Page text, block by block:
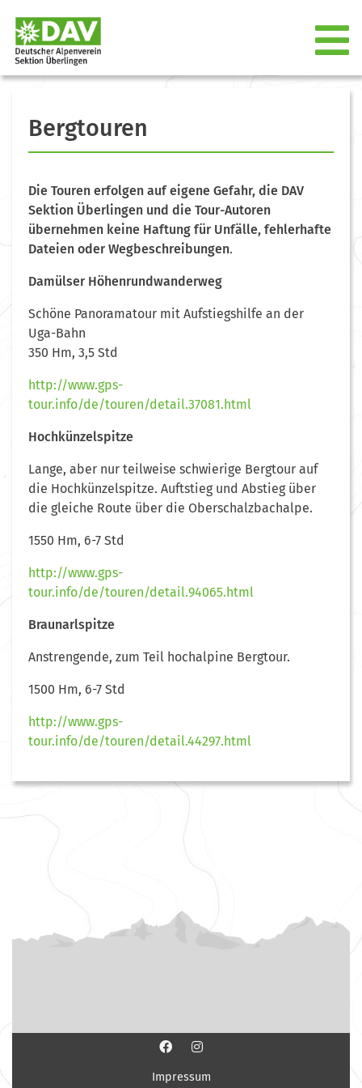
Bergtouren
Die Touren erfolgen auf eigene Gefahr, die DAV
Sektion Überlingen und die Tour-Autoren
übernehmen keine Haftung für Unfälle, fehlerhafte
Dateien oder Wegbeschreibungen.
Damülser Höhenrundwanderweg
Schöne Panoramatour mit Aufstiegshilfe an der
Uga-Bahn
350 Hm, 3,5 Std
http://www.gps-
tour.info/de/touren/detail.37081.html
Hochkünzelspitze
Lange, aber nur teilweise schwierige Bergtour auf
die Hochkünzelspitze. Auftstieg und Abstieg über
die gleiche Route über die Oberschalzbachalpe.
1550 Hm, 6-7 Std
http://www.gps-
tour.info/de/touren/detail.94065.html
Braunarlspitze
Anstrengende, zum Teil hochalpine Bergtour.
1500 Hm, 6-7 Std
http://www.gps-
tour.info/de/touren/detail.44297.html
Impressum